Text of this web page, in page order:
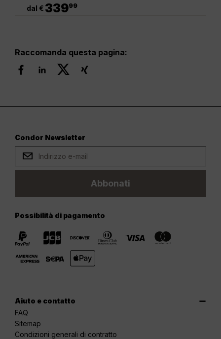
dal € 33999
Raccomanda questa pagina:
Condor Newsletter
Abbonati
Possibilità di pagamento
Aiuto e contatto
FAQ
Sitemap
Condizioni generali di contratto